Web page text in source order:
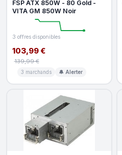
FSP ATX 850W - 80 Gold -
VITA GM 850W Noir
3 offres disponibles
103,99 €
139,99 €
3 marchands 🔔 Alerter